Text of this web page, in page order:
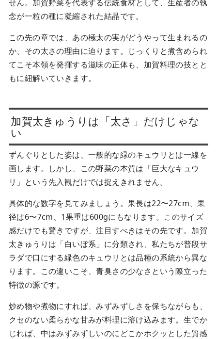
せん。加賀野菜を代表する伝統食材として、生産者の執
念が一粒の種に凝縮された結晶です。
この先の章では、あの極太の実がどうやって生まれるの
か、その太さの理由に迫ります。じっくりと煮含められ
てこそ本領を発揮する滋味の正体も、加賀料理の技とと
もに紐解いていきます。
加賀太きゅうりは「太さ」だけじゃな
い
ずんぐりとした姿は、一般的な緑のキュウリとは一線を
画します。しかし、この野菜の本質は「巨大なキュウ
リ」という先入観だけでは捉えきれません。
具体的な数字を見てみましょう。果長は22〜27cm、果
径は6〜7cm、1果重は600gにもなります。このサイズ
感だけでも驚きですが、注目すべきはその先です。加賀
太きゅうりは「白いぼ系」に分類され、私たちが普段サ
ラダで口にする緑色のキュウリとは品種の系統から異な
ります。この違いこそ、青臭さの少なさという際立った
特徴の源です。
炒め物や煮物にすれば、みずみずしさを保ちながらも、
クセのない柔らかな甘みが料理に溶け込みます。生でか
じれば、中はみずみずしいのにどこかホクッとした質感